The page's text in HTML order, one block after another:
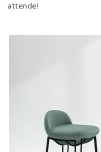
attende!